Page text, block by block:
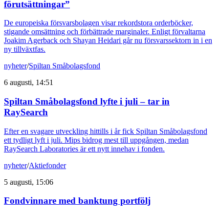
förutsättningar”
De europeiska försvarsbolagen visar rekordstora orderböcker,
stigande omsättning och förbättrade marginaler. Enligt förvaltarna
Joakim Agerback och Shayan Heidari går nu försvarssektorn in i en
ny tillväxtfas.
nyheter/Spiltan Småbolagsfond
6 augusti, 14:51
Spiltan Småbolagsfond lyfte i juli – tar in
RaySearch
Efter en svagare utveckling hittills i år fick Spiltan Småbolagsfond
ett tydligt lyft i juli. Mips bidrog mest till uppgången, medan
RaySearch Laboratories är ett nytt innehav i fonden.
nyheter/Aktiefonder
5 augusti, 15:06
Fondvinnare med banktung portfölj